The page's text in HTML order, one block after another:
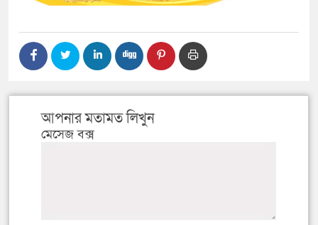
আপনার মতামত লিখুন
মেসেজ বক্স